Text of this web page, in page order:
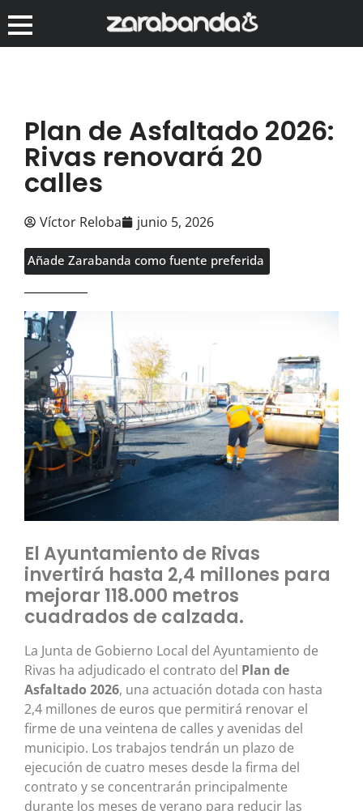
Plan de Asfaltado 2026:
Rivas renovará 20
calles
Víctor Reloba junio 5, 2026
Añade Zarabanda como fuente preferida
El Ayuntamiento de Rivas
invertirá hasta 2,4 millones para
mejorar 118.000 metros
cuadrados de calzada.
La Junta de Gobierno Local del Ayuntamiento de
Rivas ha adjudicado el contrato del Plan de
Asfaltado 2026, una actuación dotada con hasta
2,4 millones de euros que permitirá renovar el
firme de una veintena de calles y avenidas del
municipio. Los trabajos tendrán un plazo de
ejecución de cuatro meses desde la firma del
contrato y se concentrarán principalmente
durante los meses de verano para reducir las